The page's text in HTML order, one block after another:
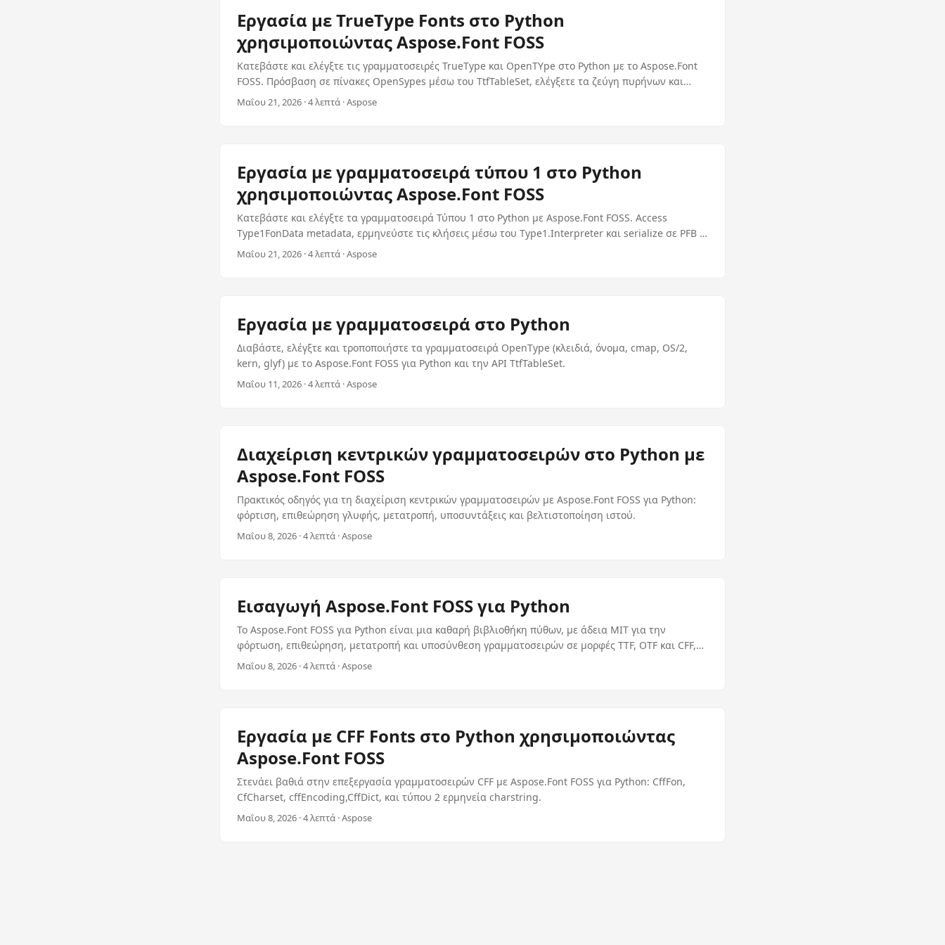
Εργασία με TrueType Fonts στο Python
χρησιμοποιώντας Aspose.Font FOSS
Κατεβάστε και ελέγξτε τις γραμματοσειρές TrueType και OpenTYpe στο Python με το Aspose.Font
FOSS. Πρόσβαση σε πίνακες OpenSypes μέσω του TtfTableSet, ελέγξετε τα ζεύγη πυρήνων και
εργάζεστε με μεταβλητές άξονες γραμμάτων χρησιμοποιώντας το TfFon.
Μαΐου 21, 2026 · 4 λεπτά · Aspose
Εργασία με γραμματοσειρά τύπου 1 στο Python
χρησιμοποιώντας Aspose.Font FOSS
Κατεβάστε και ελέγξτε τα γραμματοσειρά Τύπου 1 στο Python με Aspose.Font FOSS. Access
Type1FonData metadata, ερμηνεύστε τις κλήσεις μέσω του Type1.Interpreter και serialize σε PFB ή
PFA μορφή χρησιμοποιώντας το Type1-Serializer.
Μαΐου 21, 2026 · 4 λεπτά · Aspose
Εργασία με γραμματοσειρά στο Python
Διαβάστε, ελέγξτε και τροποποιήστε τα γραμματοσειρά OpenType (κλειδιά, όνομα, cmap, OS/2,
kern, glyf) με το Aspose.Font FOSS για Python και την API TtfTableSet.
Μαΐου 11, 2026 · 4 λεπτά · Aspose
Διαχείριση κεντρικών γραμματοσειρών στο Python με
Aspose.Font FOSS
Πρακτικός οδηγός για τη διαχείριση κεντρικών γραμματοσειρών με Aspose.Font FOSS για Python:
φόρτιση, επιθεώρηση γλυφής, μετατροπή, υποσυντάξεις και βελτιστοποίηση ιστού.
Μαΐου 8, 2026 · 4 λεπτά · Aspose
Εισαγωγή Aspose.Font FOSS για Python
Το Aspose.Font FOSS για Python είναι μια καθαρή βιβλιοθήκη πύθων, με άδεια MIT για την
φόρτωση, επιθεώρηση, μετατροπή και υποσύνθεση γραμματοσειρών σε μορφές TTF, OTF και CFF,
Type 1, WOFF ή Woff2.
Μαΐου 8, 2026 · 4 λεπτά · Aspose
Εργασία με CFF Fonts στο Python χρησιμοποιώντας
Aspose.Font FOSS
Στενάει βαθιά στην επεξεργασία γραμματοσειρών CFF με Aspose.Font FOSS για Python: CffFon,
CfCharset, cffEncoding,CffDict, και τύπου 2 ερμηνεία charstring.
Μαΐου 8, 2026 · 4 λεπτά · Aspose